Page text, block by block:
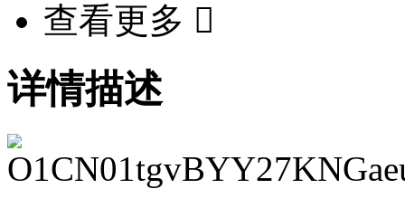
查看更多 
详情描述